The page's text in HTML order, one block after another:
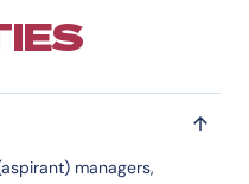
aan de CHE |
managers,